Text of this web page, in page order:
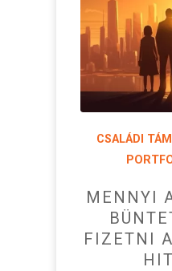
CSALÁDI
MENNYI
FIZETNI